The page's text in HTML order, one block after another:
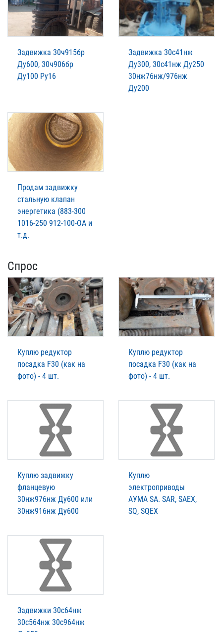
Задвижка 30ч915бр
Ду600, 30ч906бр
Ду100 Ру16
Задвижка 30с41нж
Ду300, 30с41нж Ду250
30нж76нж/976нж
Ду200
Продам задвижку
стальную клапан
энергетика (883-300
1016-250 912-100-ОА и
т.д.
Спрос
Куплю редуктор
посадка F30 (как на
фото) - 4 шт.
Куплю редуктор
посадка F30 (как на
фото) - 4 шт.
Куплю задвижку
фланцевую
30нж976нж Ду600 или
30нж916нж Ду600
Куплю
электроприводы
АУМА SA. SAR, SAEX,
SQ, SQEX
Задвижки 30с64нж
30с564нж 30с964нж